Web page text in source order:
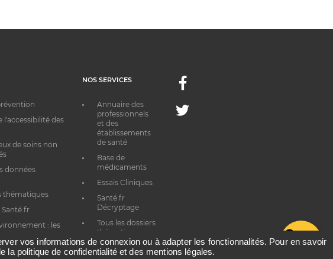
l'accessibilité des
de soins non
données
thématiques
Santé.fr
: les
NOS SERVICES
Annuaire des
professionnels
et des
établissements
de santé
Base de
médicaments
Essais Cliniques
Santé.fr
Décryptage
Tous les dossiers
thématiques
Facebook
Twitter
vos informations de connexion ou à adapter les fonctionnalités. Pour en savoir
politique de confidentialité et des mentions légales.